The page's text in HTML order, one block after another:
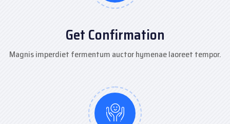
Get Confirmation
Magnis imperdiet fermentum auctor hymenae laoreet tempor.